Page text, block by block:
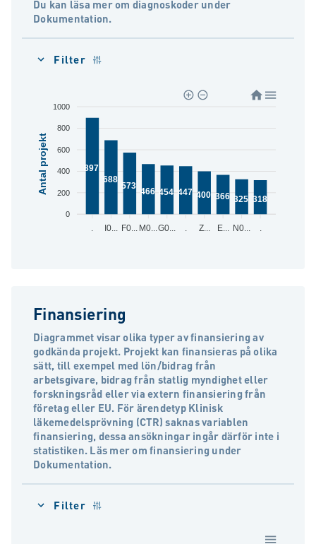
Du kan läsa mer om diagnoskoder under
Dokumentation.
Filter
1000
800
600
400
200
0
Antal projekt
897
688
573
466 454 447 400 366 325 318
. I0... F0... M0...G0... . Z... E... N0... .
Finansiering
Diagrammet visar olika typer av finansiering av
godkända projekt. Projekt kan finansieras på olika
sätt, till exempel med lön/bidrag från
arbetsgivare, bidrag från statlig myndighet eller
forskningsråd eller via extern finansiering från
företag eller EU. För ärendetyp Klinisk
läkemedelsprövning (CTR) saknas variablen
finansiering, dessa ansökningar ingår därför inte i
statistiken. Läs mer om finansiering under
Dokumentation.
Filter